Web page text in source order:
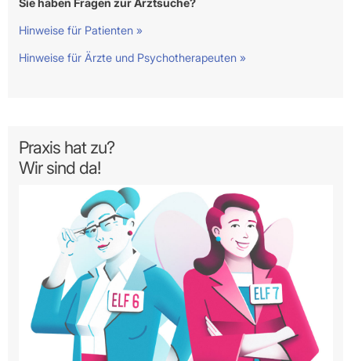
Sie haben Fragen zur Arztsuche?
Hinweise für Patienten »
Hinweise für Ärzte und Psychotherapeuten »
Praxis hat zu?
Wir sind da!